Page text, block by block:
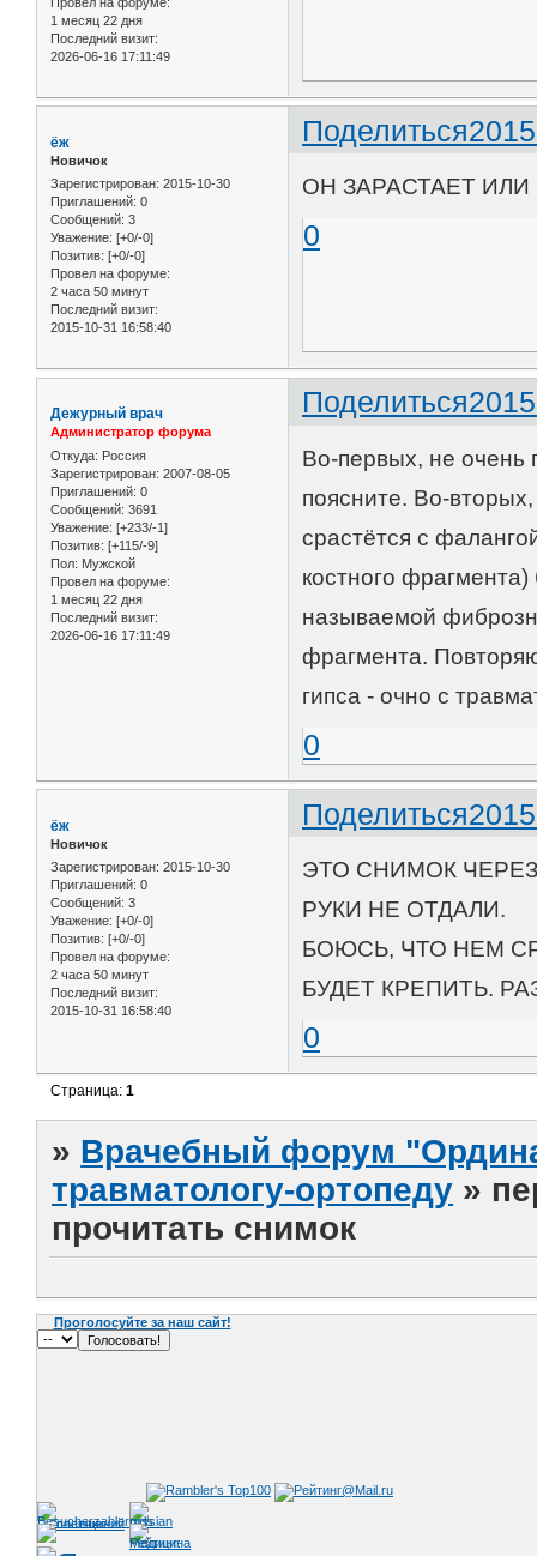
1 месяц 22 дня
Последний визит:
2026-06-16 17:11:49
Поделиться
ёж
Новичок
Зарегистрирован: 2015-10-30
Приглашений: 0
Сообщений: 3
Уважение: [+0/-0]
Позитив: [+0/-0]
Провел на форуме:
2 часа 50 минут
Последний визит:
2015-10-31 16:58:40
ОН ЗАРАСТАЕТ ИЛИ
0
Поделиться
Дежурный врач
Администратор форума
Откуда: Россия
Зарегистрирован: 2007-08-05
Приглашений: 0
Сообщений: 3691
Уважение: [+233/-1]
Позитив: [+115/-9]
Пол: Мужской
Провел на форуме:
1 месяц 22 дня
Последний визит:
2026-06-16 17:11:49
Во-первых, не очень
поясните. Во-
срастётся с
костного
называемой
фрагмента.
гипса - очно с
0
Поделиться
ёж
Новичок
Зарегистрирован: 2015-10-30
Приглашений: 0
Сообщений: 3
Уважение: [+0/-0]
Позитив: [+0/-0]
Провел на форуме:
2 часа 50 минут
Последний визит:
2015-10-31 16:58:40
ЭТО СНИМОК
РУКИ НЕ ОТДАЛИ.
БОЮСЬ, ЧТО НЕМ
БУДЕТ КРЕПИТЬ.
0
Страница:1
» Врачебный форум
травматологу-ортопеду »
прочитать снимок
Проголосуйте за наш сайт!